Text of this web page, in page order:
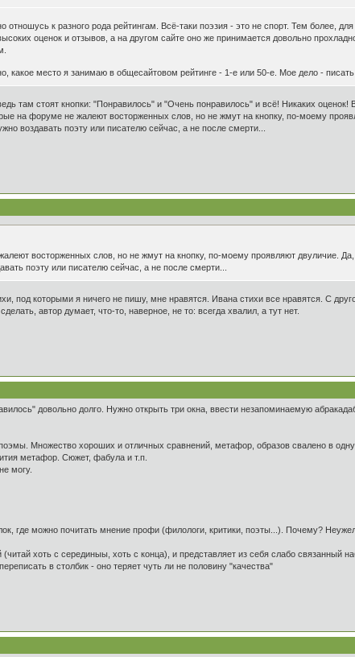
отношусь к разного рода рейтингам. Всё-таки поэзия - это не спорт. Тем более,
оценок и отзывов, а на другом сайте оно же принимается довольно
какое место я занимаю в общесайтовом рейтинге - 1-е или 50-е. Мое дело - писать
там стоят кнопки: "Понравилось" и "Очень понравилось" и всё! Никаких
на форуме не жалеют восторженных слов, но не жмут на кнопку, по-моему
воздавать поэту или писателю сейчас, а не после смерти...
восторженных слов, но не жмут на кнопку, по-моему проявляют двуличие.
поэту или писателю сейчас, а не после смерти...
под которыми я ничего не пишу, мне нравятся. Ивана стихи все нравятся. С
автор думает, что-то, наверное, не то: всегда хвалил, а тут нет.
довольно долго. Нужно открыть три окна, ввести незапоминаемую
Множество хороших и отличных сравнений, метафор, образов свалено в
метафор. Сюжет, фабула и т.п.
могу.
где можно почитать мнение профи (филологи, критики, поэты...). Почему?
хоть с серединыы, хоть с конца), и представляет из себя слабо связанный
в столбик - оно теряет чуть ли не половину "качества"